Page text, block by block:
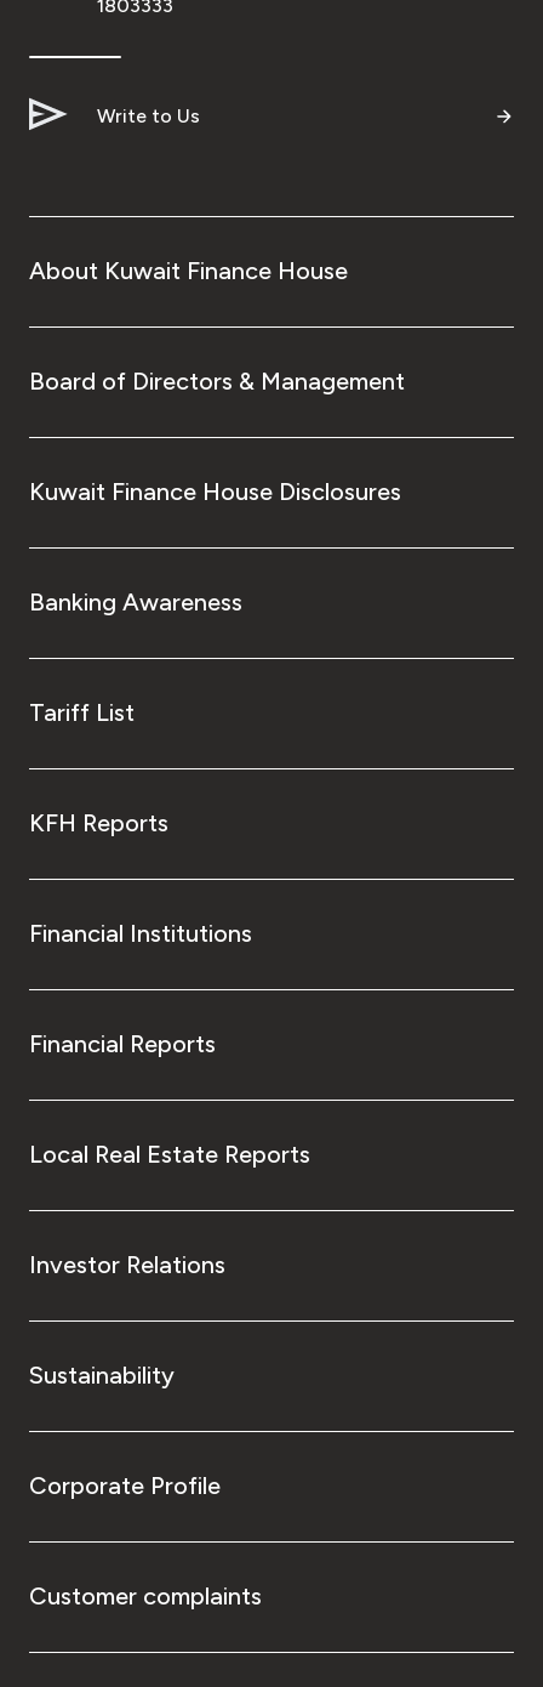
1803333
Write to Us
About Kuwait Finance House
Board of Directors & Management
Kuwait Finance House Disclosures
Banking Awareness
Tariff List
KFH Reports
Financial Institutions
Financial Reports
Local Real Estate Reports
Investor Relations
Sustainability
Corporate Profile
Customer complaints